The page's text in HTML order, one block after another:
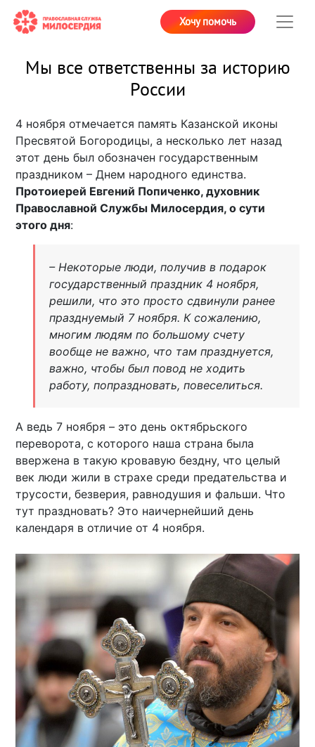
Хочу помочь
Мы все ответственны за историю
России
4 ноября отмечается память Казанской иконы
Пресвятой Богородицы, а несколько лет назад
этот день был обозначен государственным
праздником – Днем народного единства.
Протоиерей Евгений Попиченко, духовник
Православной Службы Милосердия, о сути
этого дня:
– Некоторые люди, получив в подарок
государственный праздник 4 ноября,
решили, что это просто сдвинули ранее
празднуемый 7 ноября. К сожалению,
многим людям по большому счету
вообще не важно, что там празднуется,
важно, чтобы был повод не ходить
работу, попраздновать, повеселиться.
А ведь 7 ноября – это день октябрьского
переворота, с которого наша страна была
ввержена в такую кровавую бездну, что целый
век люди жили в страхе среди предательства и
трусости, безверия, равнодушия и фальши. Что
тут праздновать? Это наичернейший день
календаря в отличие от 4 ноября.